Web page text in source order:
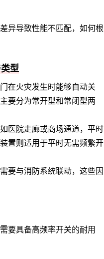
异导致性能不匹配，如何根
型
在火灾发生时能够自动关
要分为常开型和常闭型两
医院走廊或商场通道，平时
置则适用于平时无需频繁开
要与消防系统联动，这些因
要具备高频率开关的耐用